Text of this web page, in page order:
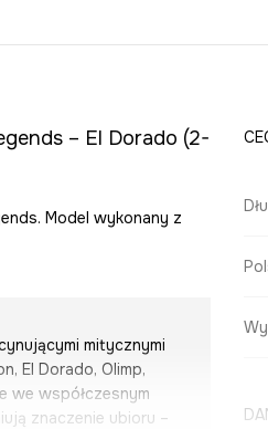
– El Dorado (2-
Model wykonany z
mitycznymi
El Dorado, Olimp,
we współczesnym
znaczenie ubioru –